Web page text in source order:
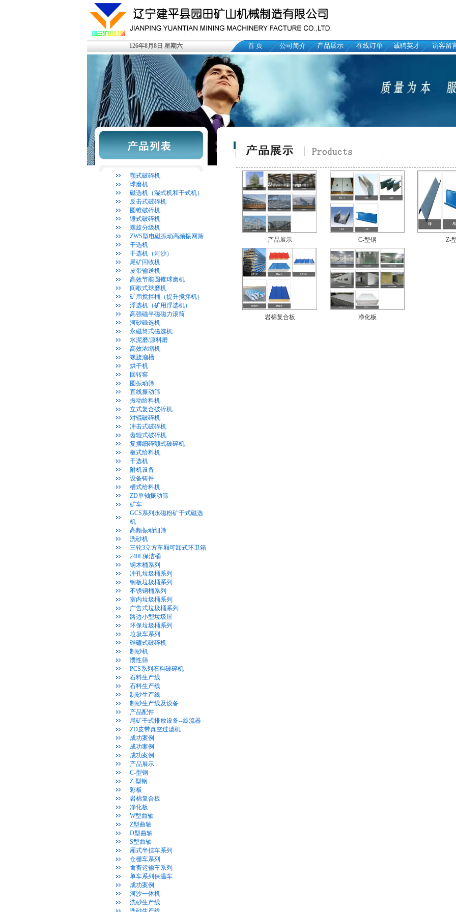
126年8月8日 星期六 首 页 公司简介 产品展示 在线订单 诚聘英才 访客留
颚式破碎机
球磨机
磁选机（湿式机和干式机）
反击式破碎机
圆锥破碎机
锤式破碎机
螺旋分级机
ZWS型电磁振动高频振网筛
干选机
干选机（河沙）
尾矿回收机
皮带输送机
高效节能圆锥球磨机
间歇式球磨机
矿用搅拌桶（提升搅拌机）
浮选机（矿用浮选机）
高强磁半磁磁力滚筒
河砂磁选机
永磁筒式磁选机
水泥磨/原料磨
高效浓缩机
螺旋溜槽
烘干机
回转窑
圆振动筛
直线振动筛
振动给料机
立式复合破碎机
对辊破碎机
冲击式破碎机
齿辊式破碎机
复摆细碎颚式破碎机
板式给料机
干选机
附机设备
设备铸件
槽式给料机
ZD单轴振动筛
矿车
GCS系列永磁粉矿干式磁选
机
高频振动细筛
洗砂机
三轮3立方车厢可卸式环卫箱
240L保洁桶
钢木桶系列
冲孔垃圾桶系列
钢板垃圾桶系列
不锈钢桶系列
室内垃圾桶系列
广告式垃圾桶系列
路边小型垃圾屋
环保垃圾桶系列
垃圾车系列
碓磕式破碎机
制砂机
惯性筛
PCS系列石料破碎机
石料生产线
石料生产线
制砂生产线
制砂生产线及设备
产品配件
尾矿干式排放设备--旋流器
ZD皮带真空过滤机
成功案例
成功案例
成功案例
产品展示
C-型钢
Z-型钢
彩板
岩棉复合板
净化板
W型曲轴
Z型曲轴
D型曲轴
S型曲轴
厢式半挂车系列
仓栅车系列
禽畜运输车系列
单车系列保温车
成功案例
河沙一体机
洗砂生产线
产品展示 C-型钢 Z-
岩棉复合板 净化板